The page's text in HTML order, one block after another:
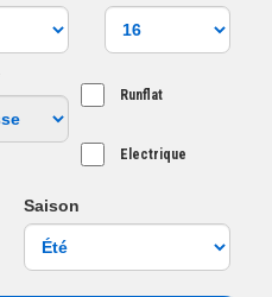
Runflat
Electrique
Saison